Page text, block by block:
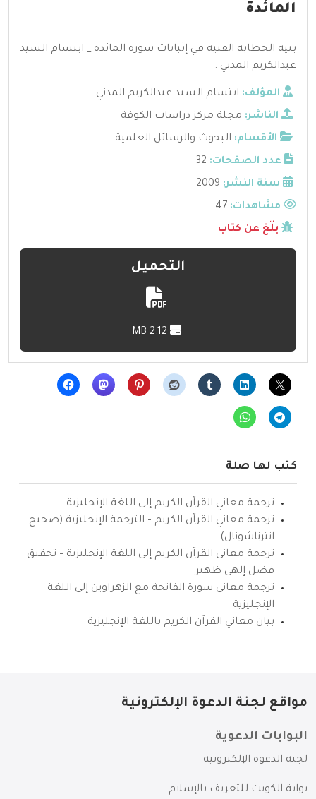
المائدة
بنية الخطابة الفنية في إثباتات سورة المائدة _ ابتسام السيد
عبدالكريم المدني .
المؤلف: ابتسام السيد عبدالكريم المدني
الناشر: مجلة مركز دراسات الكوفة
الأقسام: البحوث والرسائل العلمية
عدد الصفحات: 32
سنة النشر: 2009
مشاهدات:
بلّغ عن كتاب
التحميل
كتب لها صلة
ترجمة معاني القرآن الكريم إلى اللغة الإنجليزية
ترجمة معاني القرآن الكريم – الترجمة الإنجليزية (صحيح
انترناشونال)
ترجمة معاني القرآن الكريم إلى اللغة الإنجليزية – تحقيق
فضل إلهي ظهير
ترجمة معاني سورة الفاتحة مع الزهراوين إلى اللغة
الإنجليزية
بيان معاني القرآن الكريم باللغة الإنجليزية
مواقع لجنة الدعوة الإلكترونية
البوابات الدعوية
لجنة الدعوة الإلكترونية
بوابة الكويت للتعريف بالإسلام